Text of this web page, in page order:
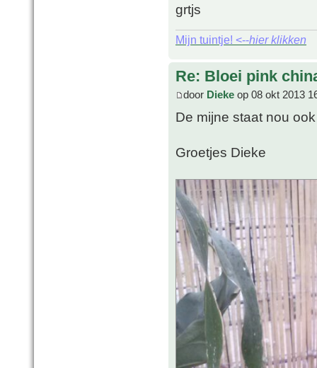
grtjs
Mijn tuintje! <--hier klikken
Re: Bloei pink
door Dieke op 08 okt 2013
De mijne staat nou
Groetjes Dieke